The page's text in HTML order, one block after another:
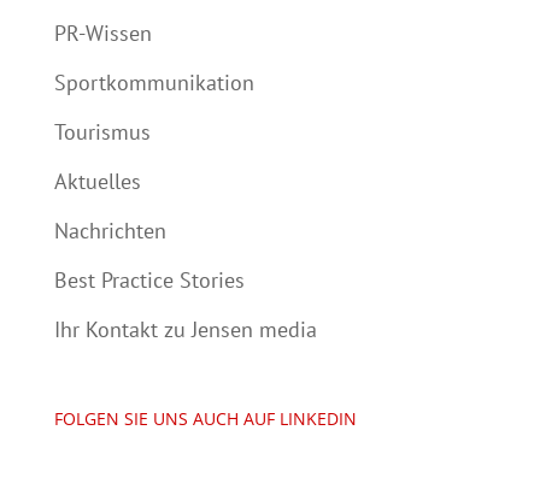
PR-Wissen
Sportkommunikation
Tourismus
Aktuelles
Nachrichten
Best Practice Stories
Ihr Kontakt zu Jensen media
FOLGEN SIE UNS AUCH AUF LINKEDIN